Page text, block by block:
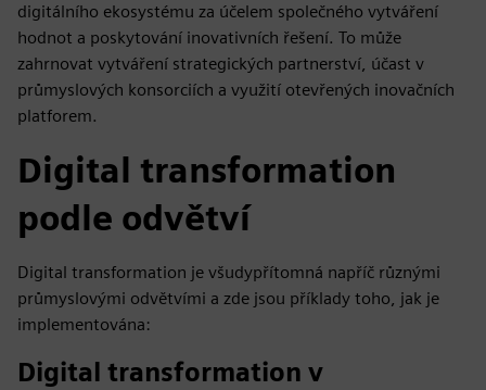
digitálního ekosystému za účelem společného vytváření
hodnot a poskytování inovativních řešení. To může
zahrnovat vytváření strategických partnerství, účast v
průmyslových konsorciích a využití otevřených inovačních
platforem.
Digital transformation
podle odvětví
Digital transformation je všudypřítomná napříč různými
průmyslovými odvětvími a zde jsou příklady toho, jak je
implementována:
Digital transformation v